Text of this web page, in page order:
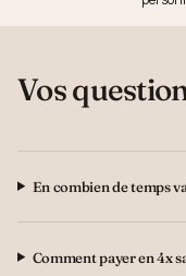
Vos
En combien de temps
Comment payer en 4x